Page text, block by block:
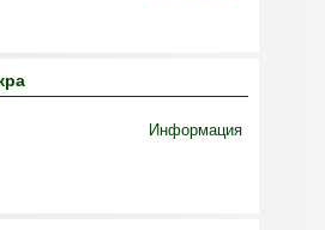
Информация